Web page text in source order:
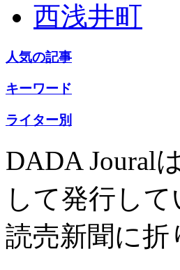
西浅井町
人気の記事
キーワード
ライター別
DADA Joural
して発行し
読売新聞に